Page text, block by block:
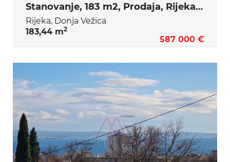
Stanovanje, 183 m2, Prodaja, Rijeka - Donja Vežica
Rijeka, Donja Vežica
183,44 m2
587 000 €